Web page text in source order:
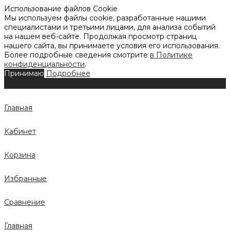
Использование файлов Cookie
Мы используем файлы cookie, разработанные нашими
специалистами и третьими лицами, для анализа событий
на нашем веб-сайте. Продолжая просмотр страниц
нашего сайта, вы принимаете условия его использования.
Более подробные сведения смотрите в Политике
конфиденциальности.
Принимаю Подробнее
Главная
Кабинет
Корзина
Избранные
Сравнение
Главная